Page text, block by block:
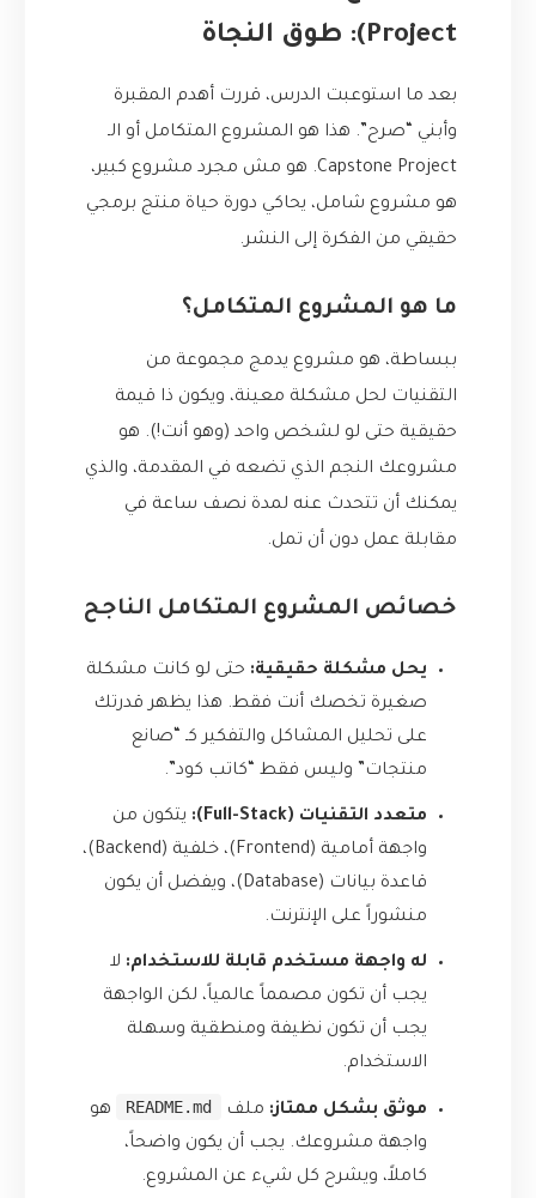
Project): طوق النجاة
بعد ما استوعبت الدرس، قررت أهدم المقبرة
وأبني “صرح”. هذا هو المشروع المتكامل أو الـ
Capstone Project. هو مش مجرد مشروع كبير،
هو مشروع شامل، يحاكي دورة حياة منتج برمجي
حقيقي من الفكرة إلى النشر.
ما هو المشروع المتكامل؟
ببساطة، هو مشروع يدمج مجموعة من
التقنيات لحل مشكلة معينة، ويكون ذا قيمة
حقيقية حتى لو لشخص واحد (وهو أنت!). هو
مشروعك النجم الذي تضعه في المقدمة، والذي
يمكنك أن تتحدث عنه لمدة نصف ساعة في
مقابلة عمل دون أن تمل.
خصائص المشروع المتكامل الناجح
يحل مشكلة حقيقية: حتى لو كانت مشكلة
صغيرة تخصك أنت فقط. هذا يظهر قدرتك
على تحليل المشاكل والتفكير كـ “صانع
منتجات” وليس فقط “كاتب كود”.
متعدد التقنيات (Full-Stack):
يتكون من
واجهة أمامية (Frontend)، خلفية (Backend)،
قاعدة بيانات (Database)، ويفضل أن يكون
منشوراً على الإنترنت.
له واجهة مستخدم قابلة للاستخدام: لا
يجب أن تكون مصمماً عالمياً، لكن الواجهة
يجب أن تكون نظيفة ومنطقية وسهلة
الاستخدام.
موثق بشكل ممتاز: ملف README.md
هو
واجهة مشروعك. يجب أن يكون واضحاً،
كاملاً، ويشرح كل شيء عن المشروع.